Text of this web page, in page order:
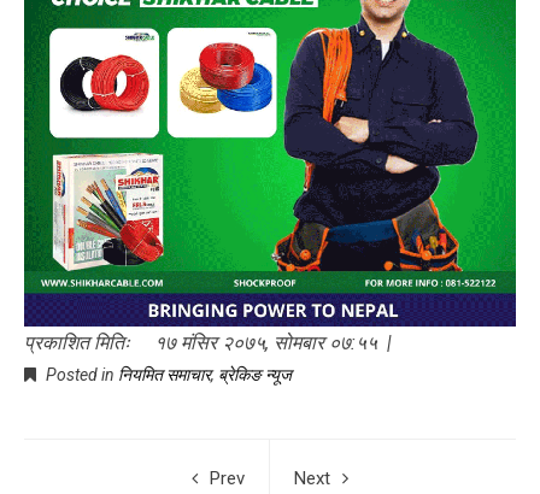
प्रकाशित मितिः १७ मंसिर २०७५, सोमबार ०७:५५ |
Posted in नियमित समाचार, ब्रेकिङ न्यूज
Prev
Next